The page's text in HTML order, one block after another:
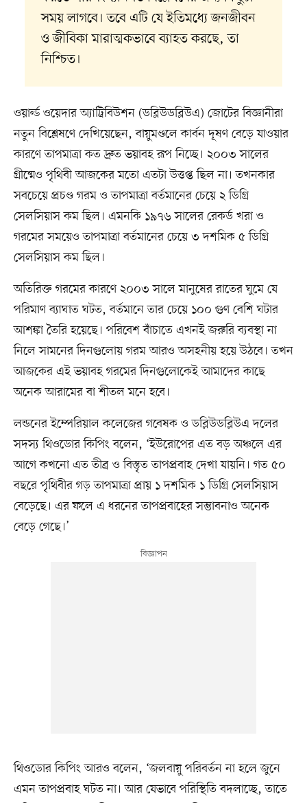
সময় লাগবে। তবে এটি যে ইতিমধ্যে জনজীবন
ও জীবিকা মারাত্মকভাবে ব্যাহত করছে, তা
নিশ্চিত।
ওয়ার্ল্ড ওয়েদার অ্যাট্রিবিউশন (ডব্লিউডব্লিউএ) জোটের বিজ্ঞানীরা
নতুন বিশ্লেষণে দেখিয়েছেন, বায়ুমণ্ডলে কার্বন দূষণ বেড়ে যাওয়ার
কারণে তাপমাত্রা কত দ্রুত ভয়াবহ রূপ নিচ্ছে। ২০০৩ সালের
গ্রীষ্মেও পৃথিবী আজকের মতো এতটা উত্তপ্ত ছিল না। তখনকার
সবচেয়ে প্রচণ্ড গরম ও তাপমাত্রা বর্তমানের চেয়ে ২ ডিগ্রি
সেলসিয়াস কম ছিল। এমনকি ১৯৭৬ সালের রেকর্ড খরা ও
গরমের সময়েও তাপমাত্রা বর্তমানের চেয়ে ৩ দশমিক ৫ ডিগ্রি
সেলসিয়াস কম ছিল।
অতিরিক্ত গরমের কারণে ২০০৩ সালে মানুষের রাতের ঘুমে যে
পরিমাণ ব্যাঘাত ঘটত, বর্তমানে তার চেয়ে ১০০ গুণ বেশি ঘটার
আশঙ্কা তৈরি হয়েছে। পরিবেশ বাঁচাতে এখনই জরুরি ব্যবস্থা না
নিলে সামনের দিনগুলোয় গরম আরও অসহনীয় হয়ে উঠবে। তখন
আজকের এই ভয়াবহ গরমের দিনগুলোকেই আমাদের কাছে
অনেক আরামের বা শীতল মনে হবে।
লন্ডনের ইম্পেরিয়াল কলেজের গবেষক ও ডব্লিউডব্লিউএ দলের
সদস্য থিওডোর কিপিং বলেন, ‘ইউরোপের এত বড় অঞ্চলে এর
আগে কখনো এত তীব্র ও বিস্তৃত তাপপ্রবাহ দেখা যায়নি। গত ৫০
বছরে পৃথিবীর গড় তাপমাত্রা প্রায় ১ দশমিক ১ ডিগ্রি সেলসিয়াস
বেড়েছে। এর ফলে এ ধরনের তাপপ্রবাহের সম্ভাবনাও অনেক
বেড়ে গেছে।’
থিওডোর কিপিং আরও বলেন, ‘জলবায়ু পরিবর্তন না হলে জুনে
এমন তাপপ্রবাহ ঘটত না। আর যেভাবে পরিস্থিতি বদলাচ্ছে, তাতে